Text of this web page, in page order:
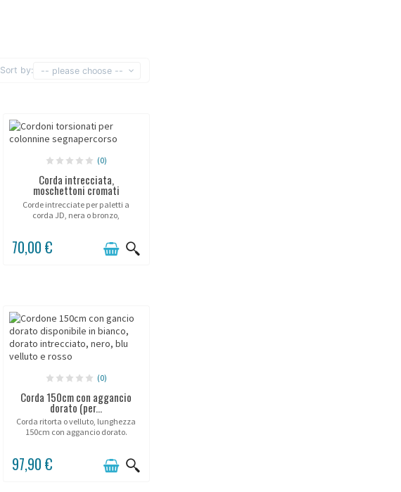
Sort by: -- please choose --
(0)
Corda intrecciata,
moschettoni cromati
Corde intrecciate per paletti a
corda JD, nera o bronzo,
70,00 €
(0)
Corda 150cm con aggancio
dorato (per...
Corda ritorta o velluto, lunghezza
150cm con aggancio dorato.
97,90 €